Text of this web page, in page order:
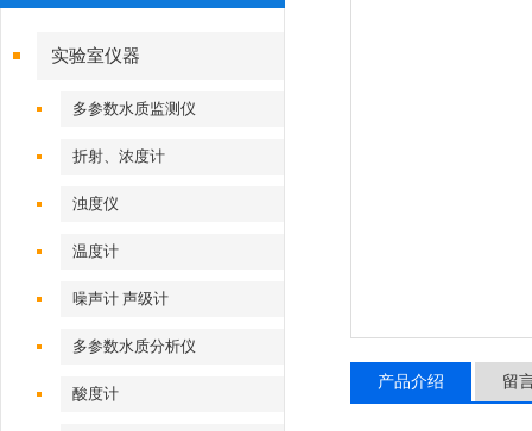
实验室仪器
多参数水质监测仪
折射、浓度计
浊度仪
温度计
噪声计 声级计
多参数水质分析仪
酸度计
产品介绍 留